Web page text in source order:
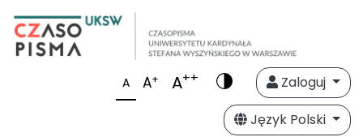
A A+ A++
Zaloguj
Język Polski